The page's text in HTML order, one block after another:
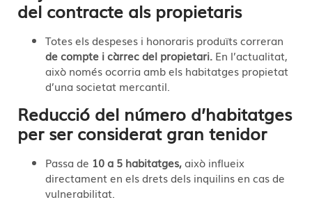
del contracte als propietaris
Totes els despeses i honoraris produïts correran
de compte i càrrec del propietari. En l’actualitat,
això només ocorria amb els habitatges propietat
d’una societat mercantil.
Reducció del número d’habitatges
per ser considerat gran tenidor
Passa de 10 a 5 habitatges,això influeix
directament en els drets dels inquilins en cas de
vulnerabilitat.